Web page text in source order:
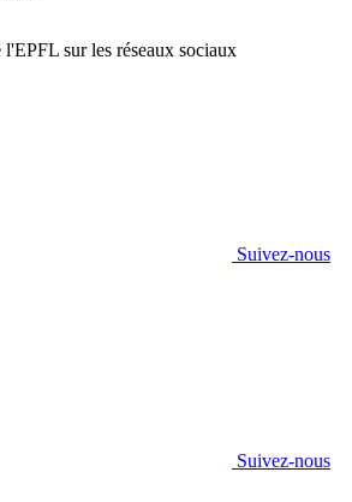
sur les réseaux sociaux
Suivez-nous
Suivez-nous